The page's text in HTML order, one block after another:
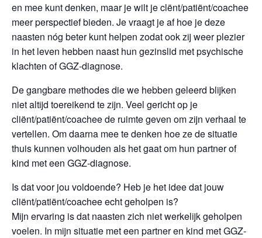
en mee kunt denken, maar je wilt je clënt/patiënt/coachee
meer perspectief bieden. Je vraagt je af hoe je deze
naasten nóg beter kunt helpen zodat ook zij weer plezier
in het leven hebben naast hun gezinslid met psychische
klachten of GGZ-diagnose.
De gangbare methodes die we hebben geleerd blijken
niet altijd toereikend te zijn. Veel gericht op je
cliënt/patiënt/coachee de ruimte geven om zijn verhaal te
vertellen. Om daarna mee te denken hoe ze de situatie
thuis kunnen volhouden als het gaat om hun partner of
kind met een GGZ-diagnose.
Is dat voor jou voldoende? Heb je het idee dat jouw
cliënt/patiënt/coachee echt geholpen is?
Mijn ervaring is dat naasten zich niet werkelijk geholpen
voelen. In mijn situatie met een partner en kind met GGZ-